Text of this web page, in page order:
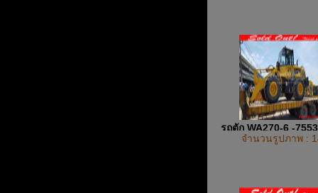
รถตัก WA270-6 -
จำนวนรูปภาพ :